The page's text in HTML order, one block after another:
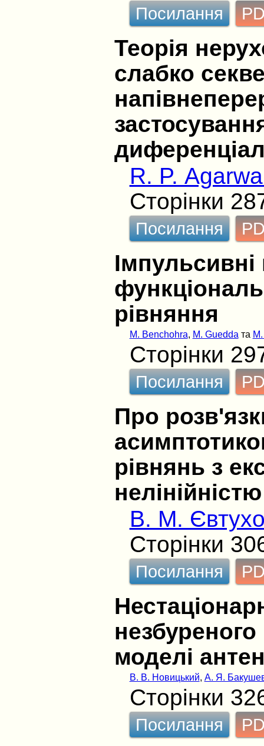
Посилання
Теорія
слабко
R. P.
Сторінки
Посилання
Імпульсивні
рівняння
M. Benchohra, M. Guedda та
Сторінки
Посилання
Про
рівнянь з
нелінійністю
В. М.
Сторінки
Посилання
незбуреного
моделі
В. В. Новицький, А. Я.
Сторінки
Посилання